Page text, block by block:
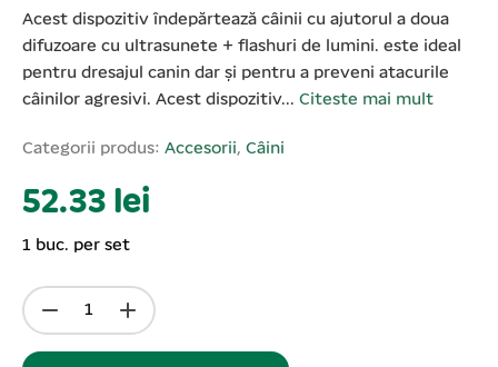
Acest dispozitiv îndepărtează câinii cu ajutorul a doua
difuzoare cu ultrasunete + flashuri de lumini. este ideal
pentru dresajul canin dar și pentru a preveni atacurile
câinilor agresivi. Acest dispozitiv... Citeste mai mult
Categorii produs: Accesorii, Câini
52.33 lei
1 buc. per set